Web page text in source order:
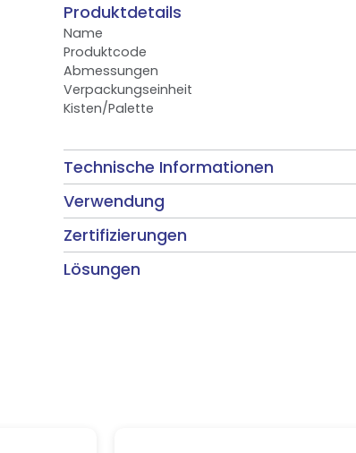
Produktdetails
Name
Produktcode
Abmessungen
Verpackungseinheit
Kisten/Palette
Technische Informationen
Verwendung
Zertifizierungen
Lösungen